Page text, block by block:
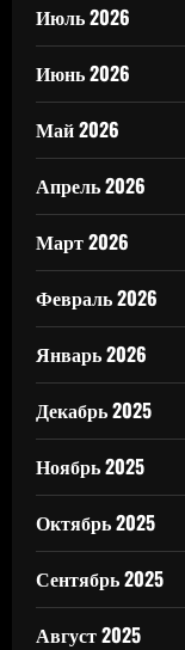
Июль 2026
Июнь 2026
Май 2026
Апрель 2026
Март 2026
Февраль 2026
Январь 2026
Декабрь 2025
Ноябрь 2025
Октябрь 2025
Сентябрь 2025
Август 2025